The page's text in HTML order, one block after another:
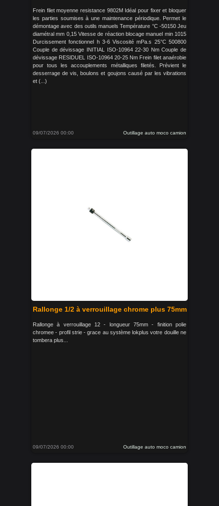
Frein filet moyenne resistance 9802M Idéal pour fixer et bloquer
les parties soumises à une maintenance périodique. Permet le
démontage avec des outils manuels Température °C -50150 Jeu
diamétral mm 0,15 Vitesse de réaction blocage manuel min 1015
Durcissement fonctionnel h 3-6 Viscosité mPa.s 25°C 500800
Couple de dévissage INITIAL ISO-10964 22-30 Nm Couple de
dévissage RESIDUEL ISO-10964 20-25 Nm Frein filet anaérobie
pour tous les accouplements métalliques filetés. Prévient le
desserrage de vis, boulons et goujons causé par les vibrations
et (...)
09/07/2026 00:00 Outillage auto moco camion
Rallonge 1/2 à verrouillage chrome plus 75mm
Rallonge à verrouillage 12 - longueur 75mm - finition polie
chromee - profil strie - grace au système lokplus votre douille ne
tombera plus...
09/07/2026 00:00 Outillage auto moco camion